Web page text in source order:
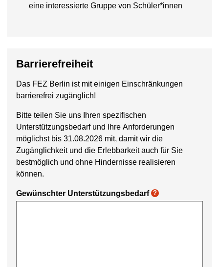
eine interessierte Gruppe von Schüler*innen
Barrierefreiheit
Das FEZ Berlin ist mit einigen Einschränkungen
barrierefrei zugänglich!
Bitte teilen Sie uns Ihren spezifischen
Unterstützungsbedarf und Ihre Anforderungen
möglichst bis 31.08.2026 mit, damit wir die
Zugänglichkeit und die Erlebbarkeit auch für Sie
bestmöglich und ohne Hindernisse realisieren
können.
Gewünschter Unterstützungsbedarf ?